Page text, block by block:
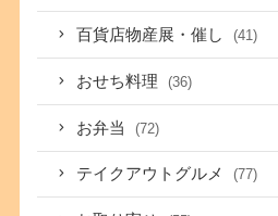
百貨店物産展・催し (41)
おせち料理 (36)
お弁当 (72)
テイクアウトグルメ (77)